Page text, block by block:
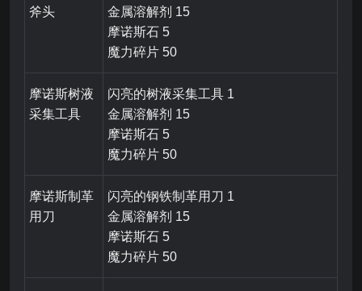
斧头
金属溶解剂 15
摩诺斯石 5
魔力碎片 50
摩诺斯树液
采集工具
闪亮的树液采集工具 1
金属溶解剂 15
摩诺斯石 5
魔力碎片 50
摩诺斯制革
用刀
闪亮的钢铁制革用刀 1
金属溶解剂 15
摩诺斯石 5
魔力碎片 50